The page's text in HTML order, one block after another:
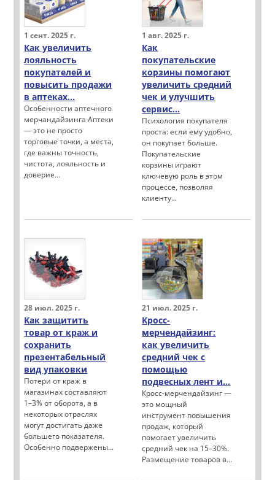
1 сент. 2025 г.
Как увеличить
лояльность
покупателей и
повысить продажи
в аптеках...
Особенности аптечного
мерчандайзинга Аптеки
— это не просто
торговые точки, а места,
где важны точность,
чистота, лояльность и
доверие...
1 авг. 2025 г.
Как
покупательские
корзины помогают
увеличить средний
чек и улучшить
сервис...
Психология покупателя
проста: если ему удобно,
он покупает больше.
Покупательские
корзины играют
ключевую роль в этом
процессе, позволяя
клиенту...
28 июл. 2025 г.
Как защитить
товар от краж и
сохранить
презентабельный
вид упаковки
Потери от краж в
магазинах составляют
1–3% от оборота, а в
некоторых отраслях
могут достигать даже
большего показателя.
Особенно подвержены...
21 июл. 2025 г.
Кросс-
мерчендайзинг:
как увеличить
средний чек с
помощью
подвесных лент и...
Кросс-мерчендайзинг —
это мощный
инструмент повышения
продаж, который
помогает увеличить
средний чек на 15–30%.
Размещение товаров в...